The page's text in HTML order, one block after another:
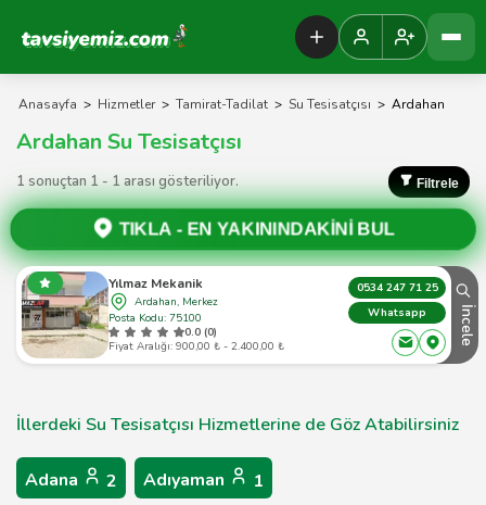
Tavsiyemiz Anasayfa
Anasayfa > Hizmetler > Tamirat-Tadilat > Su Tesisatçısı > Ardahan
Ardahan Su Tesisatçısı
1 sonuçtan 1 - 1 arası gösteriliyor. Filtrele
TIKLA -EN YAKININDAKİNİ BUL
Yılmaz Mekanik
Ardahan, Merkez
Posta Kodu: 75100
0.0 (0)
Fiyat Aralığı: 900,00 ₺ - 2.400,00 ₺
0534 247 71 25
Whatsapp
İncele
İllerdeki Su Tesisatçısı Hizmetlerine de Göz Atabilirsiniz
Adana 2 Adıyaman 1